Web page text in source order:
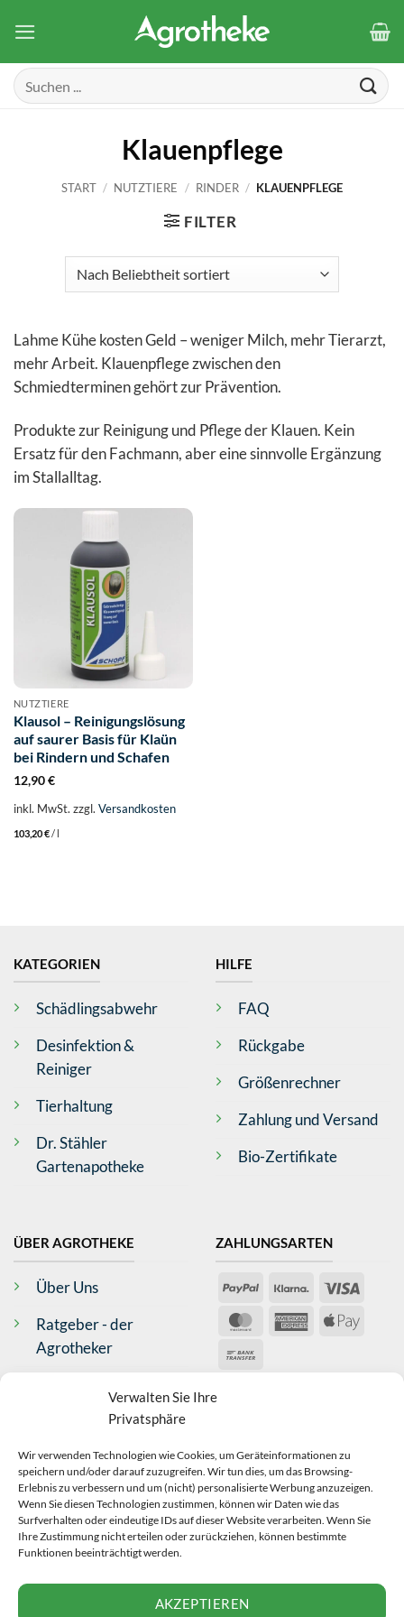
Verwalten Sie Ihre
Privatsphäre
Wir verwenden Technologien wie Cookies, um Geräteinformationen zu
speichern und/oder darauf zuzugreifen. Wir tun dies, um das Browsing-
Erlebnis zu verbessern und um (nicht) personalisierte Werbung anzuzeigen.
Wenn Sie diesen Technologien zustimmen, können wir Daten wie das
Surfverhalten oder eindeutige IDs auf dieser Website verarbeiten. Wenn Sie
Ihre Zustimmung nicht erteilen oder zurückziehen, können bestimmte
Funktionen beeinträchtigt werden.
AKZEPTIEREN
Inhalt
Suchen
nach:
Klauenpflege
START / NUTZTIERE / RINDER / KLAUENPFLEGE
FILTER
Lahme Kühe kosten Geld – weniger Milch, mehr Tierarzt,
mehr Arbeit. Klauenpflege zwischen den
Schmiedterminen gehört zur Prävention.
Produkte zur Reinigung und Pflege der Klauen. Kein
Ersatz für den Fachmann, aber eine sinnvolle Ergänzung
im Stallalltag.
NUTZTIERE
Klausol – Reinigungslösung
auf saurer Basis für Klaün
bei Rindern und Schafen
12,90€
inkl. MwSt. zzgl. Versandkosten
103,20€/ l
KATEGORIEN
Schädlingsabwehr
Desinfektion &
Reiniger
Tierhaltung
Dr. Stähler
Gartenapotheke
HILFE
FAQ
Rückgabe
Größenrechner
Zahlung und Versand
Bio-Zertifikate
ÜBER AGROTHEKE
Über Uns
Ratgeber - der
Agrotheker
AGB
Widerrufsrecht
Datenschutz
ZAHLUNGSARTEN
PayPal Klarna Visa
MasterCardAmericanApple
Transfer
BEWERTUNGEN
WIDERRUFEN
Bargum, DE,
Antje Wilms-Gülicher
Verifizierter Kunde
Top Produkt, schnelle Lieferung
Bad Neustadt an der Saale, DE,
Anonym
Verifizierter Kunde
Sehr schnelle Lieferung, alles bestens!